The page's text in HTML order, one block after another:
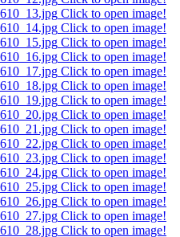
Click to open image!
Click to open image!
Click to open image!
Click to open image!
Click to open image!
Click to open image!
Click to open image!
Click to open image!
Click to open image!
Click to open image!
Click to open image!
Click to open image!
Click to open image!
Click to open image!
Click to open image!
Click to open image!